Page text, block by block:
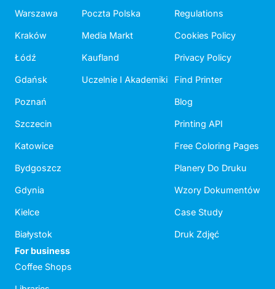
Warszawa
Kraków
Łódź
Gdańsk
Poznań
Szczecin
Katowice
Bydgoszcz
Gdynia
Kielce
Białystok
Poczta Polska
Media Markt
Kaufland
Uczelnie I Akademiki
Regulations
Cookies Policy
Privacy Policy
Find Printer
Blog
Printing API
Free Coloring Pages
Planery Do Druku
Wzory Dokumentów
Case Study
Druk Zdjęć
For business
Coffee Shops